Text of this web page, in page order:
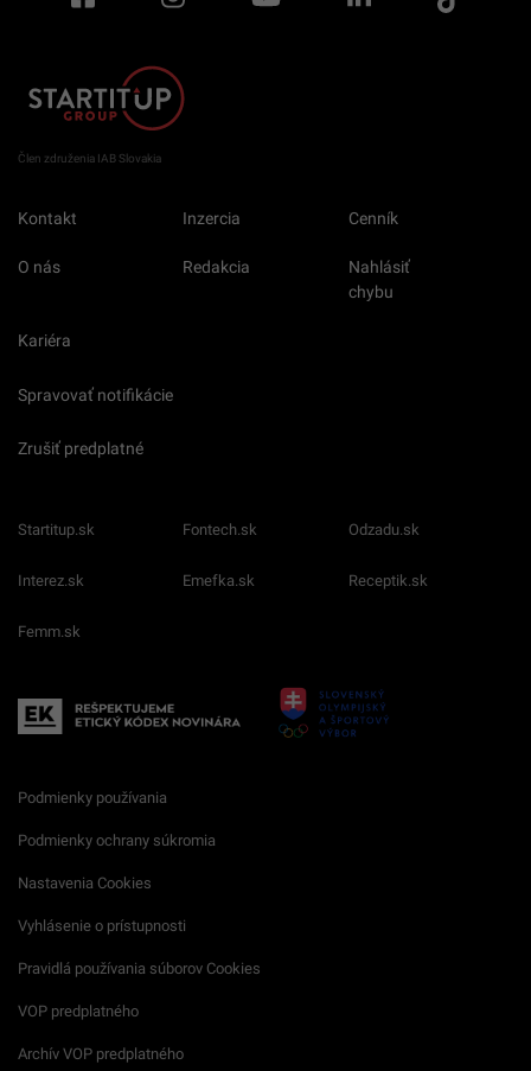
Člen združenia IAB Slovakia
Kontakt Inzercia Cenník
O nás Redakcia
Nahlásiť
chybu
Kariéra
Spravovať notifikácie
Zrušiť predplatné
Startitup.sk Fontech.sk Odzadu.sk
Interez.sk Emefka.sk Receptik.sk
Femm.sk
Podmienky používania
Podmienky ochrany súkromia
Nastavenia Cookies
Vyhlásenie o prístupnosti
Pravidlá používania súborov Cookies
VOP predplatného
Archív VOP predplatného